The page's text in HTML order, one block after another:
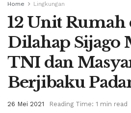
Home Lingkungan
12 Unit Rumah
Dilahap Sijago
TNI dan
Berjibaku
26 Mei 2021 Reading Time: 1 min read